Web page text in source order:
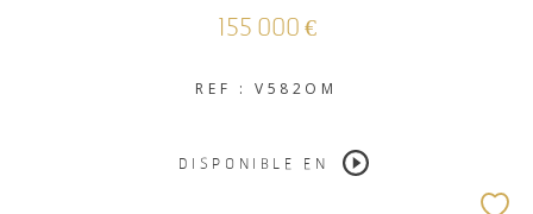
155 000 €
REF : V582OM
DISPONIBLE EN